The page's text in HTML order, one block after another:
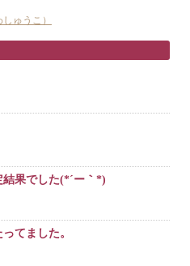
ゅうこ）
果でした(*´ー｀*)
てました。